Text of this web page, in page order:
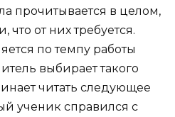
прочитывается в целом,
что от них требуется.
по темпу работы
выбирает такого
читать следующее
ученик справился с